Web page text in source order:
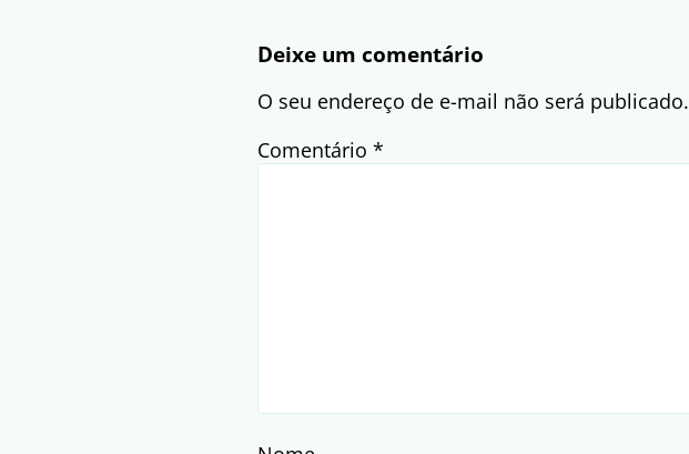
Deixe um comentário
O seu endereço de e-mail não será publicado.
Comentário *